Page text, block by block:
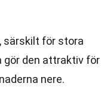
särskilt för stora
gör den attraktiv för
nere.